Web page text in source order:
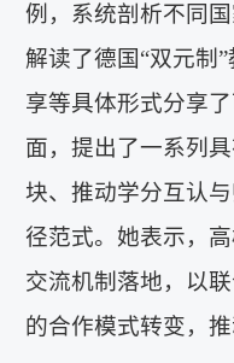
例，系统剖析不同
解读了德国“双元制
享等具体形式分享
面，提出了一系列
块、推动学分互认
径范式。她表示，
交流机制落地，以
的合作模式转变，